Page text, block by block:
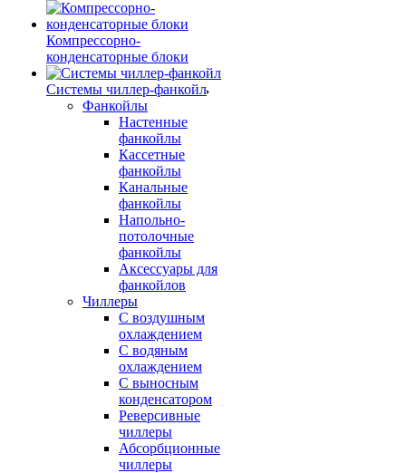
Компрессорно-
конденсаторные блоки
Системы чиллер-фанкойл
Фанкойлы
Настенные
фанкойлы
Кассетные
фанкойлы
Канальные
фанкойлы
Напольно-
потолочные
фанкойлы
Аксессуары для
фанкойлов
Чиллеры
С воздушным
охлаждением
С водяным
охлаждением
С выносным
конденсатором
Реверсивные
чиллеры
Абсорбционные
чиллеры